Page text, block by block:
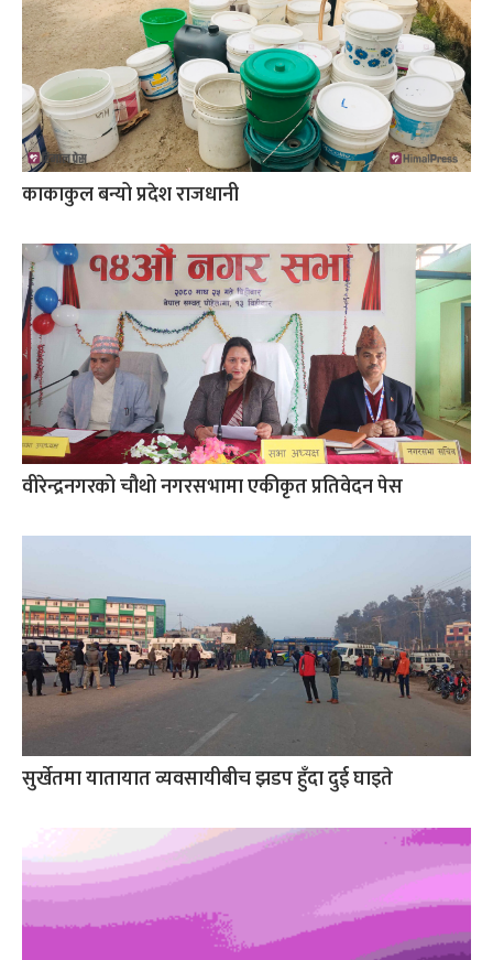
काकाकुल बन्यो प्रदेश राजधानी
वीरेन्द्रनगरको चौथो नगरसभामा एकीकृत प्रतिवेदन पेस
सुर्खेतमा यातायात व्यवसायीबीच झडप हुँदा दुई घाइते